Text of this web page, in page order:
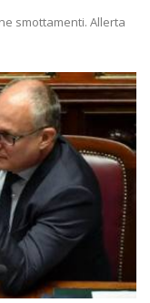
smottamenti. Allerta